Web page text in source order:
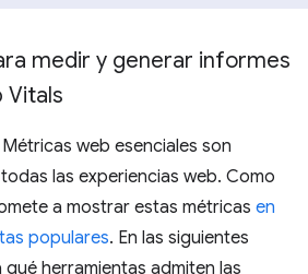
medir y generar informes
Vitals
web esenciales son
las experiencias web. Como
a mostrar estas métricas en
populares. En las siguientes
herramientas admiten las